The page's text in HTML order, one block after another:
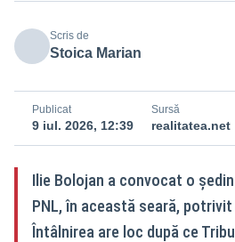
Scris de
Stoica Marian
Publicat
9 iul. 2026, 12:39
Sursă
realitatea.net
Ilie Bolojan a convocat o
PNL, în această seară,
Întâlnirea are loc după ce